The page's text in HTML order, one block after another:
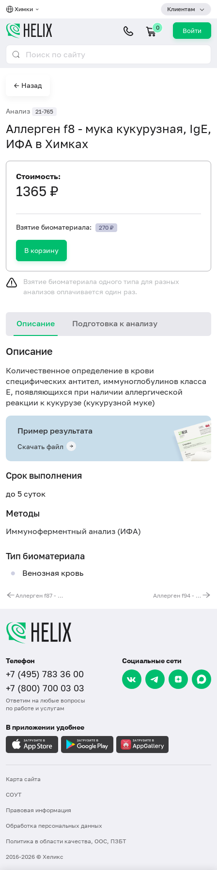
Химки Клиентам
0 Войти
← Назад
Анализ 21-765
Аллерген f8 - мука кукурузная, IgE,
ИФА в Химках
Стоимость:
1365 ₽
Взятие биоматериала: 270 ₽
В корзину
Взятие биоматериала одного типа для разных
анализов оплачивается один раз.
Описание Подготовка к анализу
Описание
Количественное определение в крови
специфических антител, иммуноглобулинов класса
E, появляющихся при наличии аллергической
реакции к кукурузе (кукурузной муке)
Пример результата
Скачать файл
Срок выполнения
до 5 суток
Методы
Иммуноферментный анализ (ИФА)
Тип биоматериала
Венозная кровь
Аллерген f87 - дыня, IgE, ИФА Аллерген f94 - груша, IgE, ИФА
Телефон
+7 (495) 783 36 00
+7 (800) 700 03 03
Ответим на любые вопросы
по работе и услугам
Социальные сети
В приложении удобнее
Карта сайта
СОУТ
Правовая информация
Обработка персональных данных
Политика в области качества, ООС, ПЗБТ
2016-2026 © Хеликс